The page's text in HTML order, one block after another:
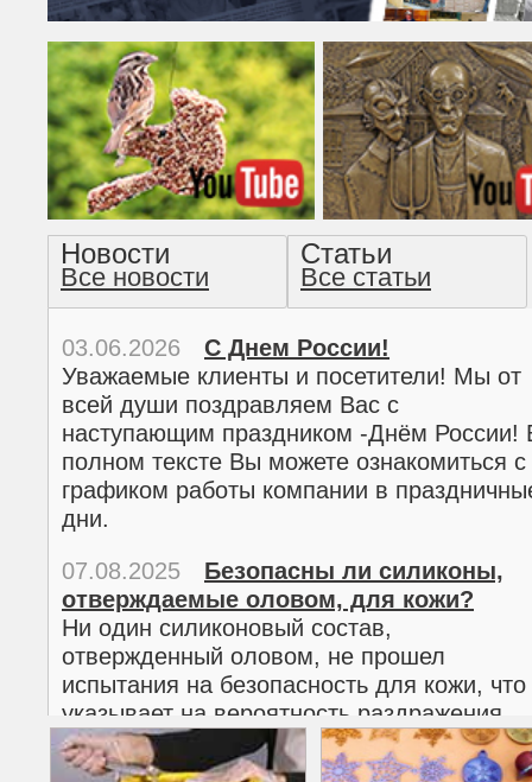
Американская готика -
прочтение методом
Новости
Все новости
Статьи
Все статьи
03.06.2026
С Днем России!
Уважаемые клиенты и посетители! Мы от
всей души поздравляем Вас с
наступающим праздником -Днём России!
полном тексте Вы можете ознакомиться с
графиком работы компании в
дни.
02.03.2026
С 8 марта!
Дорогие женщины!
Поздравляем Вас с наступающим
Международным женским днем 8 марта!
полном тексте можно ознакомиться с
графиком работы компании в
07.08.2025
Безопасны ли силиконы,
отверждаемые оловом, для кожи?
Ни один силиконовый состав,
отвержденный оловом, не прошел
испытания на безопасность для кожи, что
указывает на вероятность раздражения
кожи.